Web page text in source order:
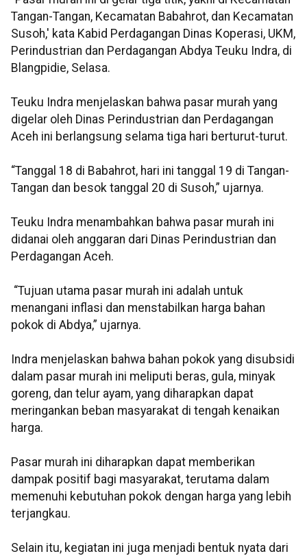
Tangan-Tangan, Kecamatan Babahrot, dan Kecamatan
Susoh,' kata Kabid Perdagangan Dinas Koperasi, UKM,
Perindustrian dan Perdagangan Abdya Teuku Indra, di
Blangpidie, Selasa.
Teuku Indra menjelaskan bahwa pasar murah yang
digelar oleh Dinas Perindustrian dan Perdagangan
Aceh ini berlangsung selama tiga hari berturut-turut.
“Tanggal 18 di Babahrot, hari ini tanggal 19 di Tangan-
Tangan dan besok tanggal 20 di Susoh,” ujarnya.
Teuku Indra menambahkan bahwa pasar murah ini
didanai oleh anggaran dari Dinas Perindustrian dan
Perdagangan Aceh.
“Tujuan utama pasar murah ini adalah untuk
menangani inflasi dan menstabilkan harga bahan
pokok di Abdya,” ujarnya.
Indra menjelaskan bahwa bahan pokok yang disubsidi
dalam pasar murah ini meliputi beras, gula, minyak
goreng, dan telur ayam, yang diharapkan dapat
meringankan beban masyarakat di tengah kenaikan
harga.
Pasar murah ini diharapkan dapat memberikan
dampak positif bagi masyarakat, terutama dalam
memenuhi kebutuhan pokok dengan harga yang lebih
terjangkau.
Selain itu, kegiatan ini juga menjadi bentuk nyata dari